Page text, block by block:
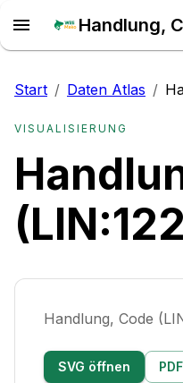
Start / Daten Atlas /
VISUALISIERUNG
Handlung, Code
SVG öffnen